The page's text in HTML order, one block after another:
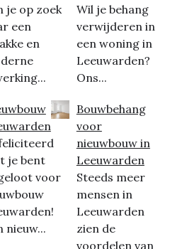
je op zoek
een
en
je bent
voor
nieuw...
Wil je behang
verwijderen in
een woning in
Leeuwarden?
Ons...
Bouwbehang
voor
nieuwbouw in
Leeuwarden
Steeds meer
mensen in
Leeuwarden
zien de
voordelen van